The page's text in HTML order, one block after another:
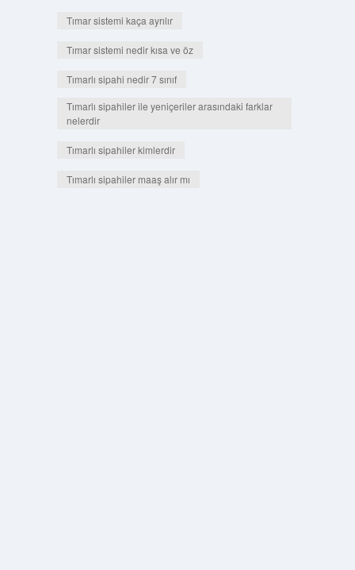
Tımar sistemi kaça ayrılır
Tımar sistemi nedir kısa ve öz
Tımarlı sipahi nedir 7 sınıf
Tımarlı sipahiler ile yeniçeriler arasındaki farklar
nelerdir
Tımarlı sipahiler kimlerdir
Tımarlı sipahiler maaş alır mı